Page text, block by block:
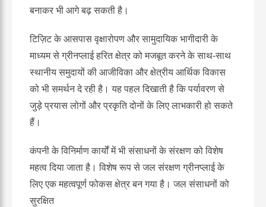
बनाकर भी आगे बढ़ सकती है।
टिज़िट के आसपास वृक्षारोपण और सामुदायिक भागीदारी के
माध्यम से ग्रीनप्लाई हरित क्षेत्र को मजबूत करने के साथ-साथ
स्थानीय समुदायों की आजीविका और क्षेत्रीय आर्थिक विकास
को भी समर्थन दे रही है। यह पहल दिखाती है कि पर्यावरण से
जुड़े प्रयास लोगों और प्रकृति दोनों के लिए लाभकारी हो सकते
हैं।
कंपनी के विनिर्माण कार्यों में भी संसाधनों के संरक्षण को विशेष
महत्व दिया जाता है। विशेष रूप से जल संरक्षण ग्रीनप्लाई के
लिए एक महत्वपूर्ण फोकस क्षेत्र बन गया है। जल संसाधनों को
सुरक्षित